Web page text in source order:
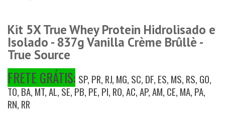
Kit 5X True Whey Protein Hidrolisado e
Isolado - 837g Vanilla Crème Brûllè -
True Source
FRETE GRÁTIS: SP, PR, RJ, MG, SC, DF, ES, MS, RS, GO,
TO, BA, MT, AL, SE, PB, PE, PI, RO, AC, AP, AM, CE, MA, PA,
RN, RR